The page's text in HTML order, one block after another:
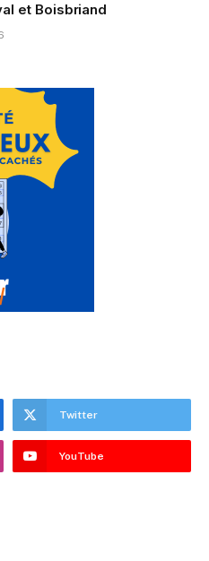
et Boisbriand
Twitter
YouTube